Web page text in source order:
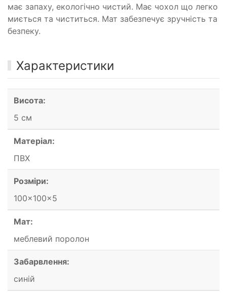
має запаху, екологічно чистий. Має чохол що легко
миється та чиститься. Мат забезпечує зручність та
безпеку.
Характеристики
Висота:
5 см
Матеріал:
ПВХ
Розміри:
100x100x5
Мат:
меблевий поролон
Забарвлення:
синій